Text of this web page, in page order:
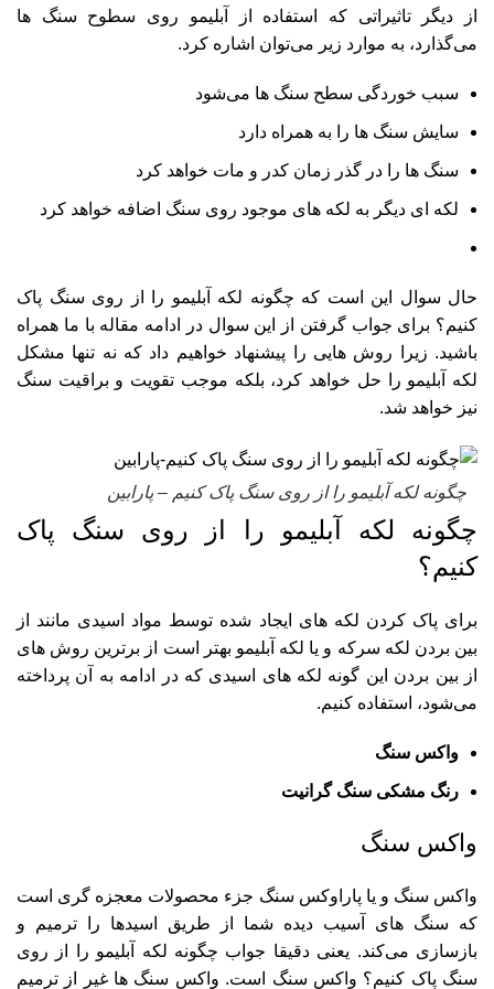
از دیگر تاثیراتی که استفاده از آبلیمو روی سطوح سنگ ها
می‌گذارد، به موارد زیر می‌توان اشاره کرد.
سبب خوردگی سطح سنگ ها می‌شود
سایش سنگ ها را به همراه دارد
سنگ ها را در گذر زمان کدر و مات خواهد کرد
لکه ای دیگر به لکه های موجود روی سنگ اضافه خواهد کرد
حال سوال این است که چگونه لکه آبلیمو را از روی سنگ پاک
کنیم؟ برای جواب گرفتن از این سوال در ادامه مقاله با ما همراه
باشید. زیرا روش هایی را پیشنهاد خواهیم داد که نه تنها مشکل
لکه آبلیمو را حل خواهد کرد، بلکه موجب تقویت و براقیت سنگ
نیز خواهد شد.
چگونه لکه آبلیمو را از روی سنگ پاک کنیم – پارابین
چگونه لکه آبلیمو را از روی سنگ پاک
کنیم؟
برای پاک کردن لکه های ایجاد شده توسط مواد اسیدی مانند از
بین بردن لکه سرکه و یا لکه آبلیمو بهتر است از برترین روش های
از بین بردن این گونه لکه های اسیدی که در ادامه به آن پرداخته
می‌شود، استفاده کنیم.
واکس سنگ
رنگ مشکی سنگ گرانیت
واکس سنگ
واکس سنگ و یا پاراوکس سنگ جزء محصولات معجزه گری است
که سنگ های آسیب دیده شما از طریق اسیدها را ترمیم و
بازسازی می‌کند. یعنی دقیقا جواب چگونه لکه آبلیمو را از روی
سنگ پاک کنیم؟ واکس سنگ است. واکس سنگ ها غیر از ترمیم